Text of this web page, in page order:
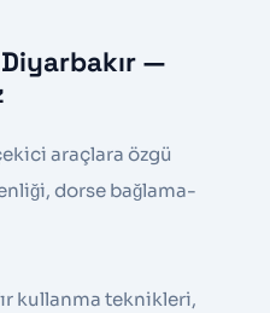
Diyarbakır —
araçlara özgü
dorse bağlama-
kullanma teknikleri,